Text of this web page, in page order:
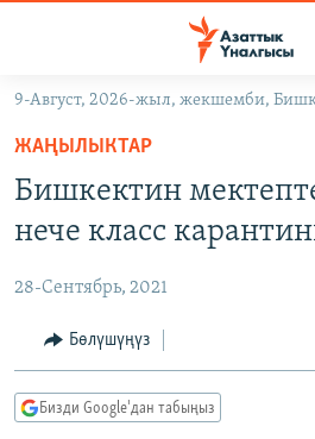
Навигацияга
өтүңүз
Издөөгө
салыңыз
ЭКОНОМИКА
МАДАНИЯТ
БОРБОР АЗИЯ
АТАЙЫН ИЛИКТӨӨ
ТВ ПРОГРАММАЛАР
ЭКСПЕРТТЕР ТАЛДАЙТ
ӨЗГӨЧӨ ПИКИР
9-Август, 2026-жыл, жекшемби,
ЖАҢЫЛЫКТАР
Бишкектин
нече класс
28-Сентябрь, 2021
Бөлүшүңүз
Бизди Google'дан табыңыз